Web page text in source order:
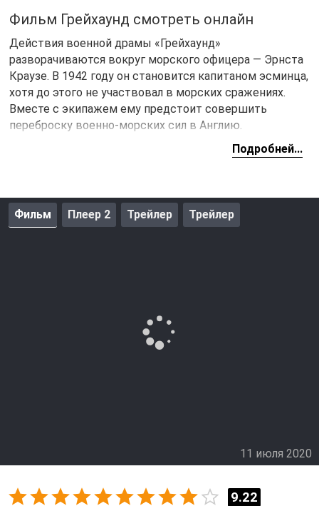
Фильм Грейхаунд смотреть онлайн
Действия военной драмы «Грейхаунд»
разворачиваются вокруг морского офицера — Эрнста
Краузе. В 1942 году он становится капитаном эсминца,
хотя до этого не участвовал в морских сражениях.
Вместе с экипажем ему предстоит совершить
переброску военно-морских сил в Англию.
Подробней...
Фильм Плеер 2 Трейлер Трейлер
11 июля 2020
9.22